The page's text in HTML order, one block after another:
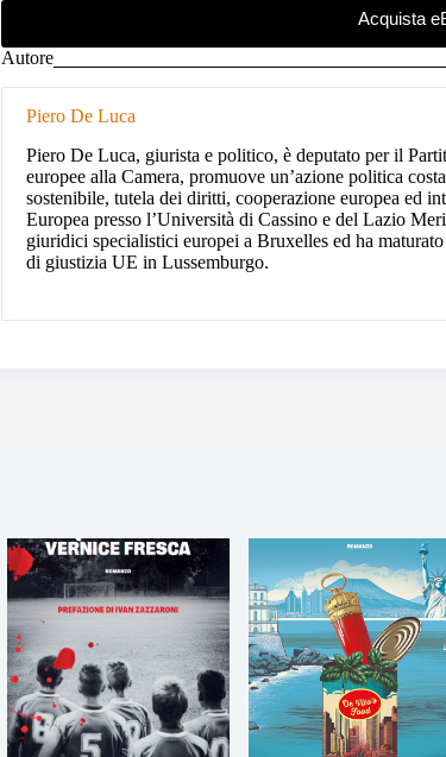
Acquista
Autore
Piero De Luca
Piero De Luca, giurista e politico, è deputato per il
europee alla Camera, promuove un’azione politica
sostenibile, tutela dei diritti, cooperazione europea ed
Europea presso l’Università di Cassino e del Lazio
giuridici specialistici europei a Bruxelles ed ha
di giustizia UE in Lussemburgo.